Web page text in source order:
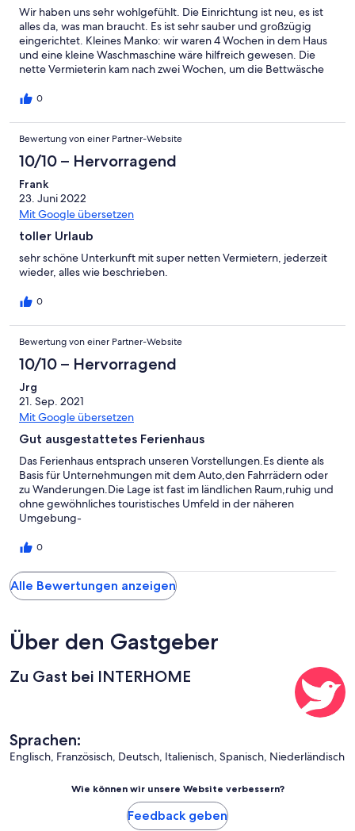
Wir haben uns sehr wohlgefühlt. Die Einrichtung ist neu, es ist
alles da, was man braucht. Es ist sehr sauber und großzügig
eingerichtet. Kleines Manko: wir waren 4 Wochen in dem Haus
und eine kleine Waschmaschine wäre hilfreich gewesen. Die
nette Vermieterin kam nach zwei Wochen, um die Bettwäsche
anhängliche, kleine Hunde. Die Wohngegend ist sehr ruhig, ein
0
Bewertung von einer Partner-Website
10/10 – Hervorragend
Frank
23. Juni 2022
Mit Google übersetzen
toller Urlaub
sehr schöne Unterkunft mit super netten Vermietern, jederzeit
wieder, alles wie beschrieben.
0
Bewertung von einer Partner-Website
10/10 – Hervorragend
Jrg
21. Sep. 2021
Mit Google übersetzen
Gut ausgestattetes Ferienhaus
Das Ferienhaus entsprach unseren Vorstellungen.Es diente als
Basis für Unternehmungen mit dem Auto,den Fahrrädern oder
zu Wanderungen.Die Lage ist fast im ländlichen Raum,ruhig und
ohne gewöhnliches touristisches Umfeld in der näheren
Umgebung-
0
Alle Bewertungen anzeigen
Über den Gastgeber
Zu Gast bei INTERHOME
Sprachen:
Englisch, Französisch, Deutsch, Italienisch, Spanisch, Niederländisch
Wie können wir unsere Website verbessern?
Feedback geben